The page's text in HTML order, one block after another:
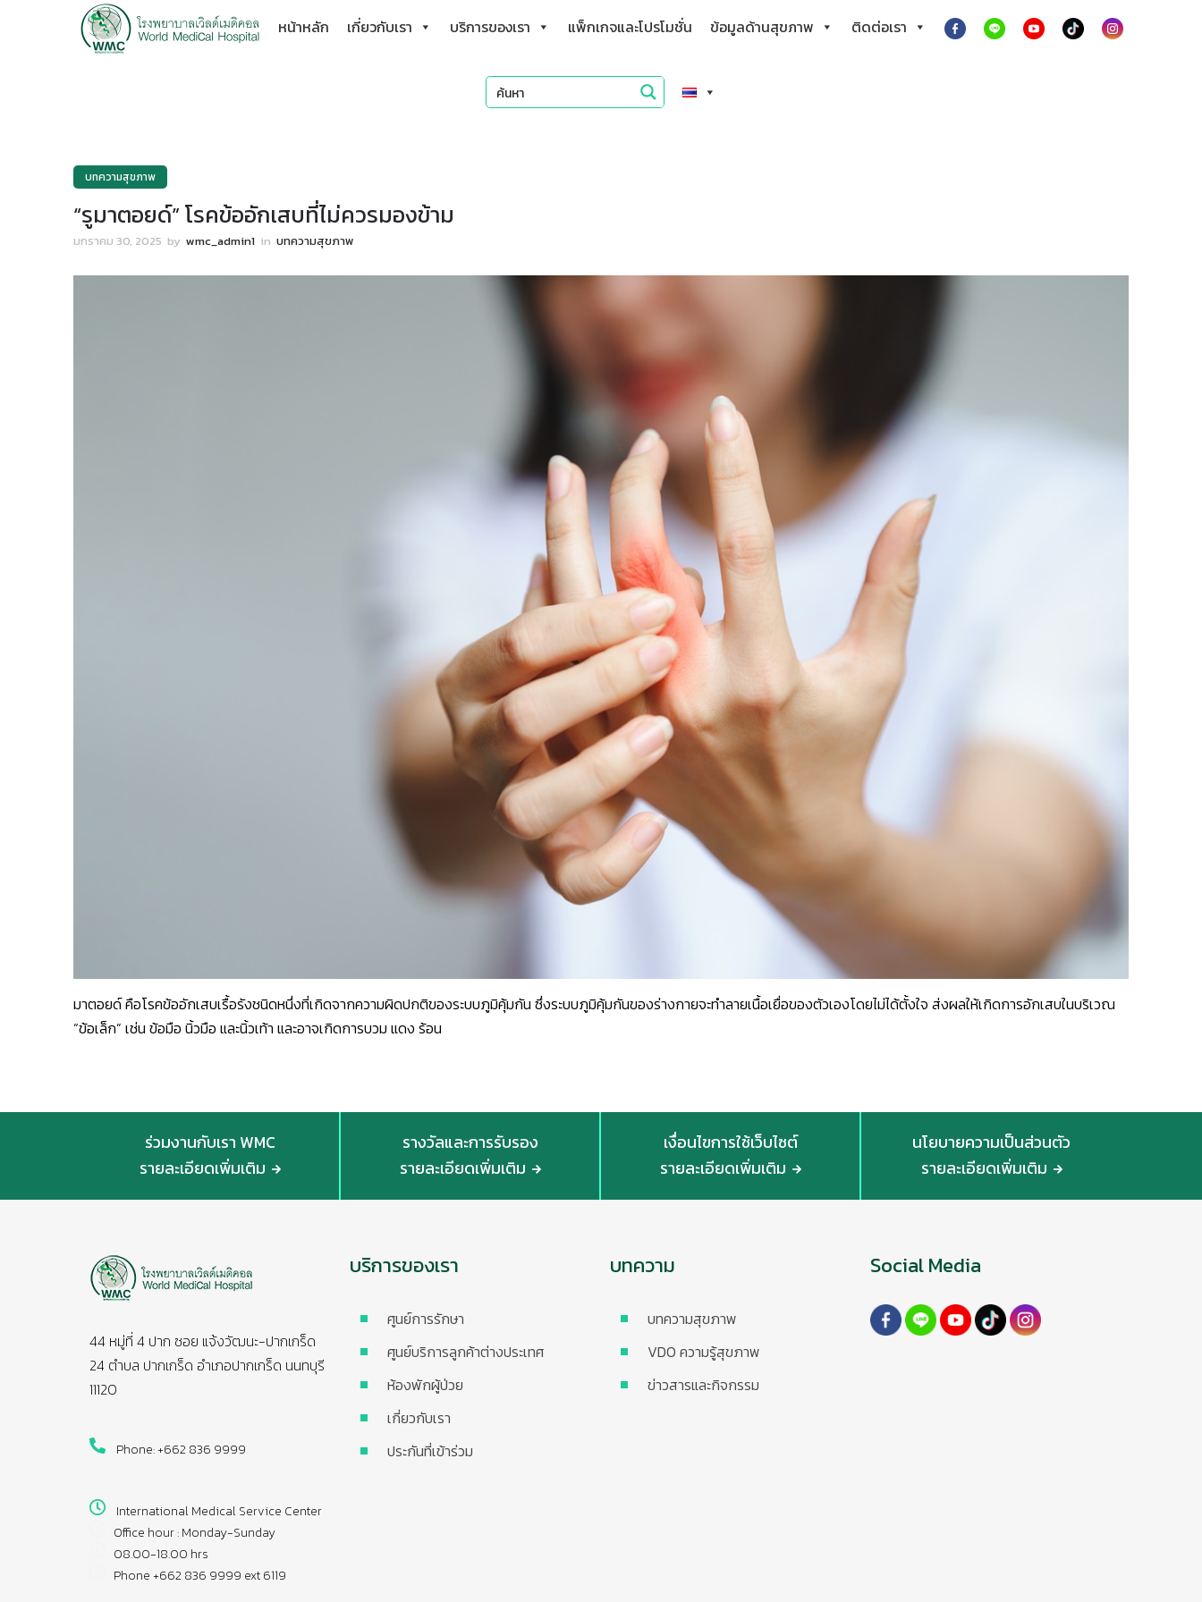
หน้าหลัก เกี่ยวกับเรา บริการของเรา แพ็กเกจและโปรโมชั่น ข้อมูลด้านสุขภาพ ติดต่อเรา
บทความสุขภาพ
“รูมาตอยด์” โรคข้ออักเสบที่ไม่ควรมองข้าม
มกราคม 30, 2025 by wmc_admin1 in บทความสุขภาพ
มาตอยด์ คือโรคข้ออักเสบเรื้อรังชนิดหนึ่งที่เกิดจากความผิดปกติของระบบภูมิคุ้มกัน ซึ่งระบบภูมิคุ้มกันของร่างกายจะทำลายเนื้อเยื่อของตัวเองโดยไม่ได้ตั้งใจ ส่งผลให้เกิดการอักเสบในบริเวณ
“ข้อเล็ก” เช่น ข้อมือ นิ้วมือ และนิ้วเท้า และอาจเกิดการบวม แดง ร้อน
ร่วมงานกับเรา WMC
รายละเอียดเพิ่มเติม
รางวัลและการรับรอง
รายละเอียดเพิ่มเติม
เงื่อนไขการใช้เว็บไซต์
รายละเอียดเพิ่มเติม
นโยบายความเป็นส่วนตัว
รายละเอียดเพิ่มเติม
44 หมู่ที่ 4 ปาก ซอย แจ้งวัฒนะ-ปากเกร็ด
24 ตำบล ปากเกร็ด อำเภอปากเกร็ด นนทบุรี
11120
Phone: +662 836 9999
International Medical Service Center
Office hour : Monday-Sunday
08.00-18.00 hrs
Phone +662 836 9999 ext 6119
บริการของเรา
ศูนย์การรักษา
ศูนย์บริการลูกค้าต่างประเทศ
ห้องพักผู้ป่วย
เกี่ยวกับเรา
ประกันที่เข้าร่วม
บทความ
บทความสุขภาพ
VDO ความรู้สุขภาพ
ข่าวสารและกิจกรรม
Social Media